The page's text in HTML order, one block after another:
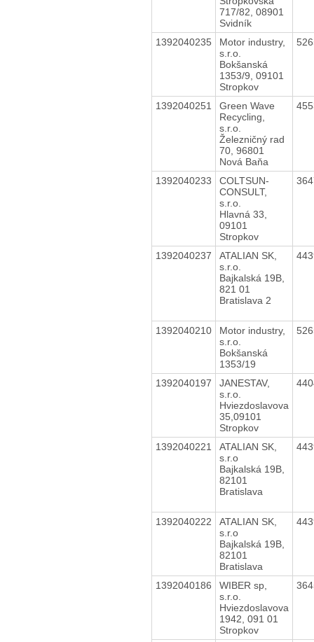
717/82, 08901
Svidník
1392040235
Motor industry,
s.r.o.
Bokšanská
1353/9, 09101
Stropkov
1392040251
Green Wave
Recycling,
s.r.o.
Železničný rad
70, 96801
Nová Baňa
1392040233
COLTSUN-
CONSULT,
s.r.o.
Hlavná 33,
09101
Stropkov
1392040237
ATALIAN SK,
s.r.o.
Bajkalská 19B,
821 01
Bratislava 2
1392040210
Motor industry,
s.r.o.
Bokšanská
1353/19
1392040197
JANESTAV,
s.r.o.
Hviezdoslavova
35,09101
Stropkov
1392040221
ATALIAN SK,
s.r.o
Bajkalská 19B,
82101
Bratislava
1392040222
ATALIAN SK,
s.r.o
Bajkalská 19B,
82101
Bratislava
1392040186
WIBER sp,
s.r.o.
Hviezdoslavova
1942, 091 01
Stropkov